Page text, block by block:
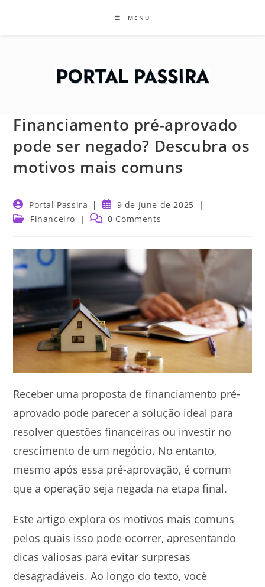
MENU
Financiamento pré-aprovado
pode ser negado? Descubra os
motivos mais comuns
Post
author:
Portal Passira
Post
published:
9 de June de 2025
Post Financeiro
Post 0 Comments
Receber uma proposta de financiamento pré-
aprovado pode parecer a solução ideal para
resolver questões financeiras ou investir no
crescimento de um negócio. No entanto,
mesmo após essa pré-aprovação, é comum
que a operação seja negada na etapa final.
Este artigo explora os motivos mais comuns
pelos quais isso pode ocorrer, apresentando
dicas valiosas para evitar surpresas
desagradáveis. Ao longo do texto, você